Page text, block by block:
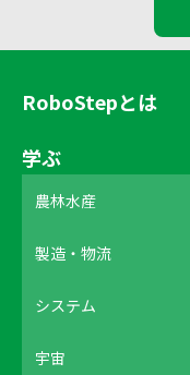
RoboStepとは
学ぶ
農林水産
製造・物流
システム
宇宙